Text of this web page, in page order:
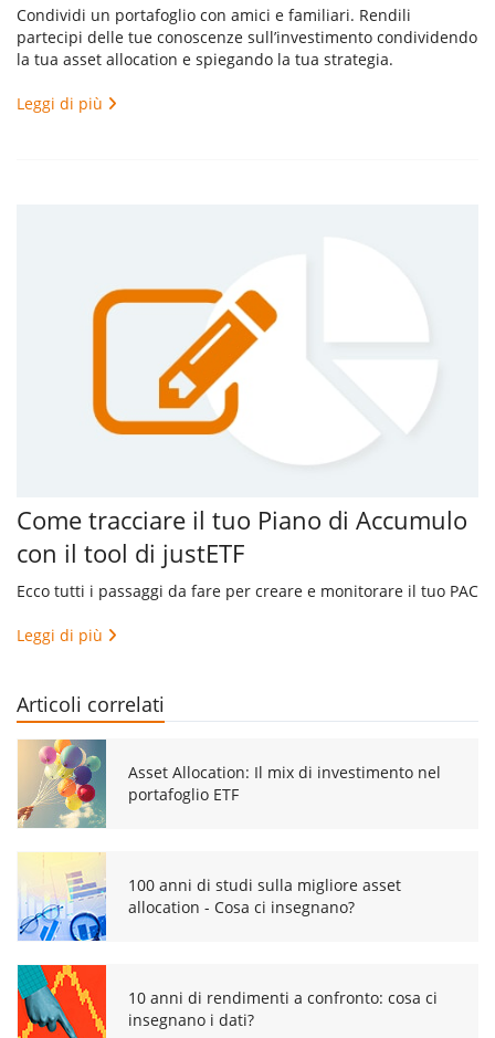
Condividi un portafoglio con amici e familiari. Rendili
partecipi delle tue conoscenze sull’investimento condividendo
la tua asset allocation e spiegando la tua strategia.
Leggi di più
Come tracciare il tuo Piano di Accumulo
con il tool di justETF
Ecco tutti i passaggi da fare per creare e monitorare il tuo PAC
Leggi di più
Articoli correlati
Asset Allocation: Il mix di investimento nel
portafoglio ETF
100 anni di studi sulla migliore asset
allocation - Cosa ci insegnano?
10 anni di rendimenti a confronto: cosa ci
insegnano i dati?